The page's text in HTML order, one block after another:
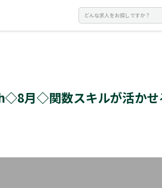
月◇関数スキルが活か